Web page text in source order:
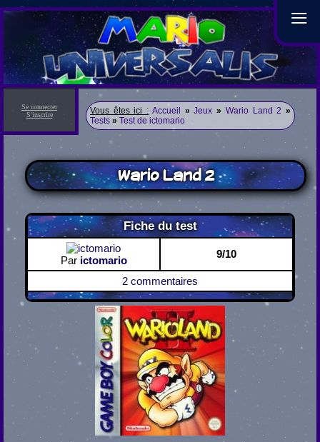
≡
Se connecter
S'inscrire
Vous êtes ici : Accueil » Jeux » Wario Land 2 »
Tests » Test de ictomario
Wario Land 2
Fiche du test
Par ictomario
9/10
2 commentaires